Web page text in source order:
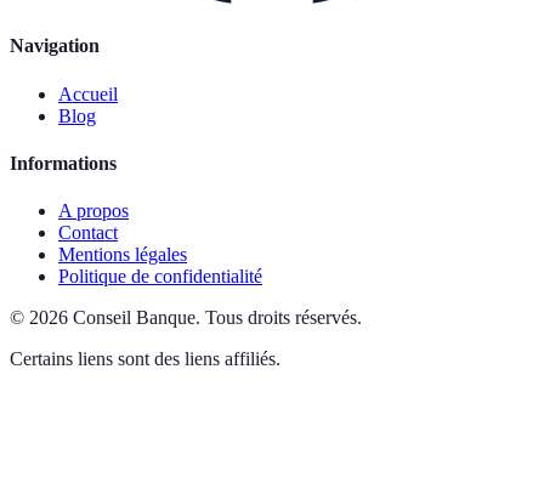
Navigation
Accueil
Blog
Informations
A propos
Contact
Mentions légales
Politique de confidentialité
© 2026 Conseil Banque. Tous droits réservés.
Certains liens sont des liens affiliés.